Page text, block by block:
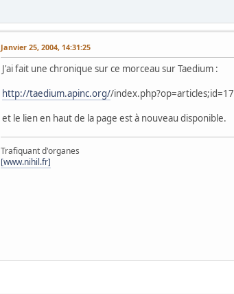
Janvier 25, 2004, 14:31:25
J'ai fait une chronique sur ce morceau sur Taedium :
http://taedium.apinc.org//index.php?op=articles;id=17
et le lien en haut de la page est à nouveau disponible.
Trafiquant d'organes
[www.nihil.fr]